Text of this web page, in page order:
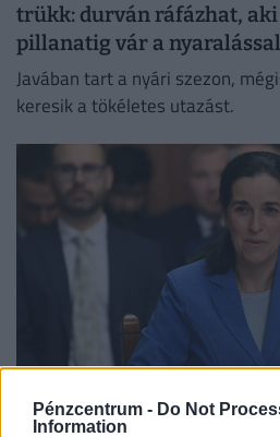
Pénzcentrum - Do Not
Information
trükk: durván ráfázhat, aki
pillanatig vár a nyaralással
Javában tart a nyári szezon,
keresik a tökéletes utazást.
vízállásáról: eldőlt, kap-e